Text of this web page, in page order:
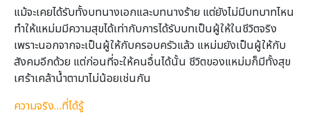
แม้จะเคยได้รับทั้งบทนางเอกและบทนางร้าย แต่ยังไม่มีบทบาทไหน
ทำให้แหม่มมีความสุขได้เท่ากับการได้รับบทเป็นผู้ให้ในชีวิตจริง
เพราะนอกจากจะเป็นผู้ให้กับครอบครัวแล้ว แหม่มยังเป็นผู้ให้กับ
สังคมอีกด้วย แต่ก่อนที่จะให้คนอื่นได้นั้น ชีวิตของแหม่มก็มีทั้งสุข
เศร้าเคล้าน้ำตามาไม่น้อยเช่นกัน
ความจริง…ที่ได้รู้